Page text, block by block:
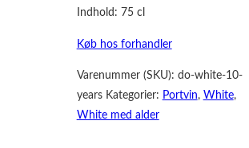
Indhold: 75 cl
Køb hos forhandler
Varenummer (SKU): do-white-10-
years Kategorier: Portvin, White,
White med alder